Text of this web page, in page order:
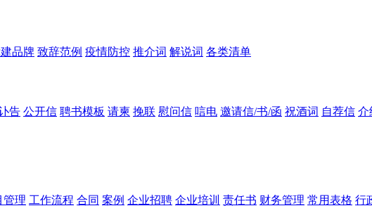
品牌 致辞范例 疫情防控 推介词 解说词 各类清单
告 公开信 聘书模板 请柬 挽联 慰问信 唁电 邀请信/书/函 祝酒词 自荐信 介
管理 工作流程 合同 案例 企业招聘 企业培训 责任书 财务管理 常用表格 行